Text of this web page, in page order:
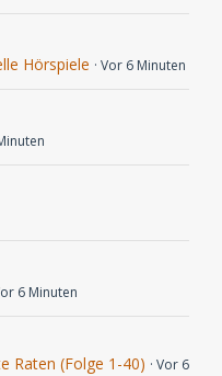
Hörspiele Vor 6 Minuten
6 Minuten
Raten (Folge 1-40)
Vor 6